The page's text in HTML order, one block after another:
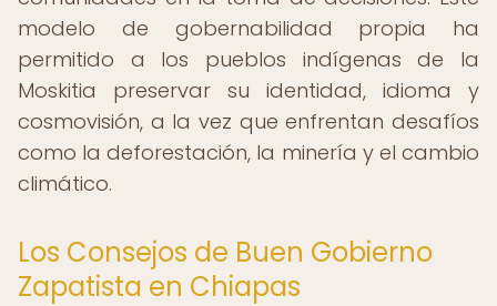
modelo de gobernabilidad propia ha
permitido a los pueblos indígenas de la
Moskitia preservar su identidad, idioma y
cosmovisión, a la vez que enfrentan desafíos
como la deforestación, la minería y el cambio
climático.
Los Consejos de Buen Gobierno
Zapatista en Chiapas